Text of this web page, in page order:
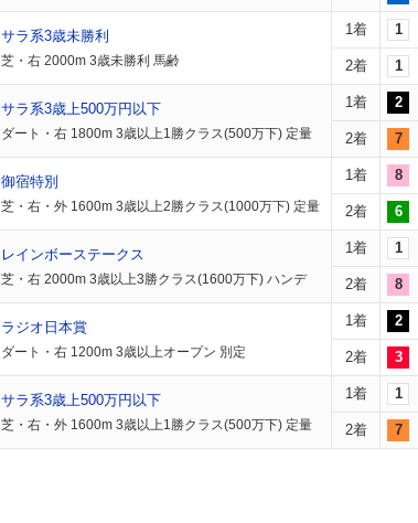
サラ系3歳未勝利
芝・右 2000m 3歳未勝利 馬齢
1着 1
2着 1
サラ系3歳上500万円以下
ダート・右 1800m 3歳以上1勝クラス(500万下) 定量
1着 2
2着 7
御宿特別
芝・右・外 1600m 3歳以上2勝クラス(1000万下) 定量
1着 8
2着 6
レインボーステークス
芝・右 2000m 3歳以上3勝クラス(1600万下) ハンデ
1着 1
2着 8
ラジオ日本賞
ダート・右 1200m 3歳以上オープン 別定
1着 2
2着 3
サラ系3歳上500万円以下
芝・右・外 1600m 3歳以上1勝クラス(500万下) 定量
1着 1
2着 7